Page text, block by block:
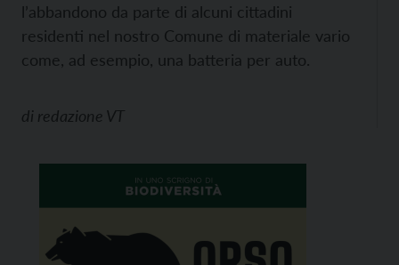
l’abbandono da parte di alcuni cittadini
residenti nel nostro Comune di materiale vario
come, ad esempio, una batteria per auto.
di redazione VT